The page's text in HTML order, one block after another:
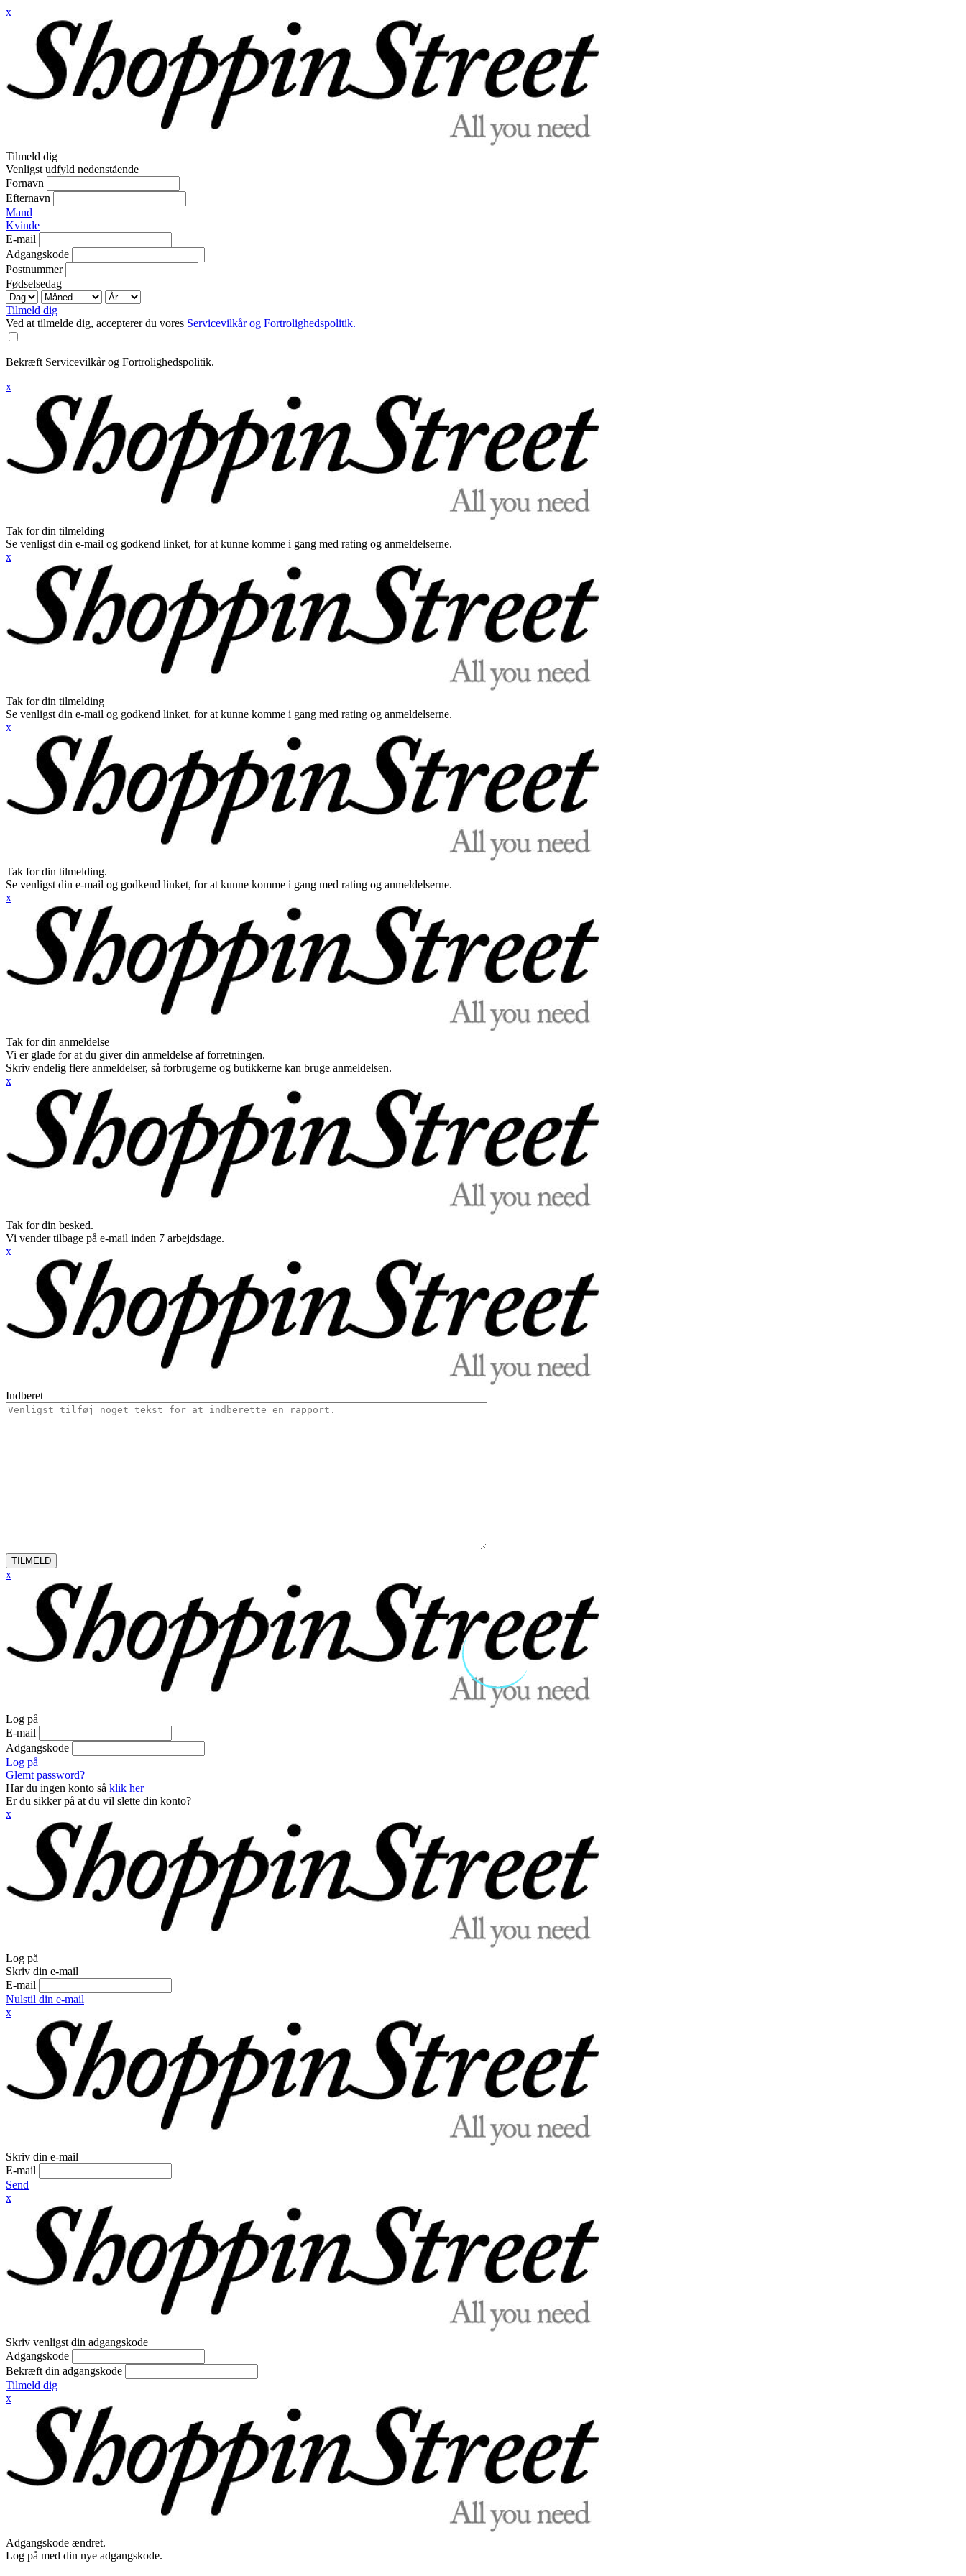
x
Tilmeld dig
Venligst udfyld nedenstående
Fornavn
Efternavn
Mand
Kvinde
E-mail
Adgangskode
Postnummer
Fødselsedag
Tilmeld dig
Ved at tilmelde dig, accepterer du vores Servicevilkår og Fortrolighedspolitik.
Bekræft Servicevilkår og Fortrolighedspolitik.
x
Tak for din tilmelding
Se venligst din e-mail og godkend linket, for at kunne komme i gang med rating og anmeldelserne.
x
Tak for din tilmelding
Se venligst din e-mail og godkend linket, for at kunne komme i gang med rating og anmeldelserne.
x
Tak for din tilmelding.
Se venligst din e-mail og godkend linket, for at kunne komme i gang med rating og anmeldelserne.
x
Tak for din anmeldelse
Vi er glade for at du giver din anmeldelse af forretningen.
Skriv endelig flere anmeldelser, så forbrugerne og butikkerne kan bruge anmeldelsen.
x
Tak for din besked.
Vi vender tilbage på e-mail inden 7 arbejdsdage.
x
Indberet
TILMELD
x
Log på
E-mail
Adgangskode
Log på
Glemt password?
Har du ingen konto så klik her
Er du sikker på at du vil slette din konto?
x
Log på
Skriv din e-mail
E-mail
Nulstil din e-mail
x
Skriv din e-mail
E-mail
Send
x
Skriv venligst din adgangskode
Adgangskode
Bekræft din adgangskode
Tilmeld dig
x
Adgangskode ændret.
Log på med din nye adgangskode.